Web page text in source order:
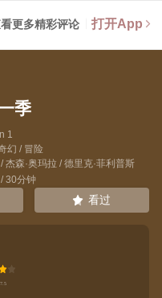
更多精彩评论 打开App
季
1
幻 / 冒险
杰森·奥玛拉 /德里克·菲利普斯
30分钟
看过